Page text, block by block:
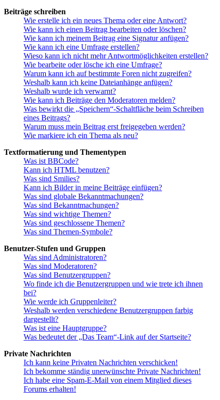
Beiträge schreiben
Wie erstelle ich ein neues Thema oder eine Antwort?
Wie kann ich einen Beitrag bearbeiten oder löschen?
Wie kann ich meinem Beitrag eine Signatur anfügen?
Wie kann ich eine Umfrage erstellen?
Wieso kann ich nicht mehr Antwortmöglichkeiten erstellen?
Wie bearbeite oder lösche ich eine Umfrage?
Warum kann ich auf bestimmte Foren nicht zugreifen?
Weshalb kann ich keine Dateianhänge anfügen?
Weshalb wurde ich verwarnt?
Wie kann ich Beiträge den Moderatoren melden?
Was bewirkt die „Speichern“-Schaltfläche beim Schreiben
eines Beitrags?
Warum muss mein Beitrag erst freigegeben werden?
Wie markiere ich ein Thema als neu?
Textformatierung und Thementypen
Was ist BBCode?
Kann ich HTML benutzen?
Was sind Smilies?
Kann ich Bilder in meine Beiträge einfügen?
Was sind globale Bekanntmachungen?
Was sind Bekanntmachungen?
Was sind wichtige Themen?
Was sind geschlossene Themen?
Was sind Themen-Symbole?
Benutzer-Stufen und Gruppen
Was sind Administratoren?
Was sind Moderatoren?
Was sind Benutzergruppen?
Wo finde ich die Benutzergruppen und wie trete ich ihnen
bei?
Wie werde ich Gruppenleiter?
Weshalb werden verschiedene Benutzergruppen farbig
dargestellt?
Was ist eine Hauptgruppe?
Was bedeutet der „Das Team“-Link auf der Startseite?
Private Nachrichten
Ich kann keine Privaten Nachrichten verschicken!
Ich bekomme ständig unerwünschte Private Nachrichten!
Ich habe eine Spam-E-Mail von einem Mitglied dieses
Forums erhalten!